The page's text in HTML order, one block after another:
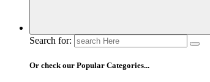
Search for:
Or check our Popular Categories...